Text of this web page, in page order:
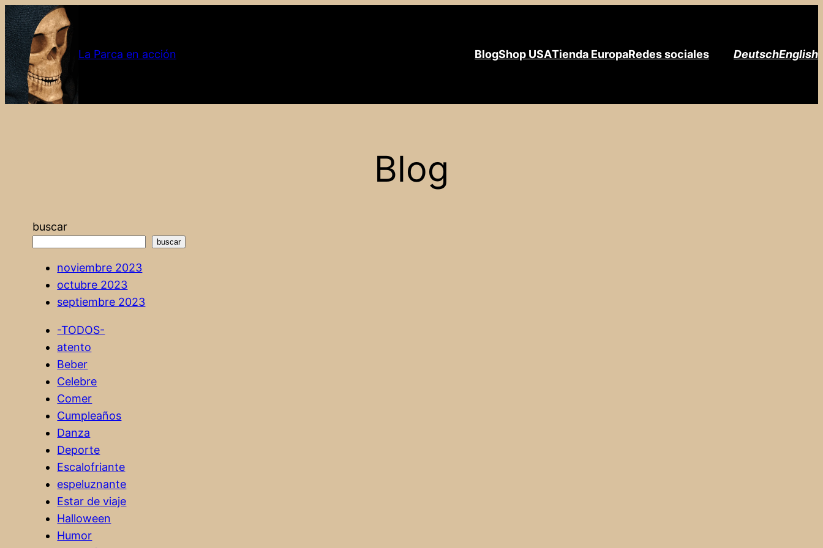
Saltar
al
contenido
La Parca en acción BlogShop USATienda EuropaRedes sociales DeutschEnglish
Blog
buscar
buscar
noviembre 2023
octubre 2023
septiembre 2023
-TODOS-
atento
Beber
Celebre
Comer
Cumpleaños
Danza
Deporte
Escalofriante
espeluznante
Estar de viaje
Halloween
Humor